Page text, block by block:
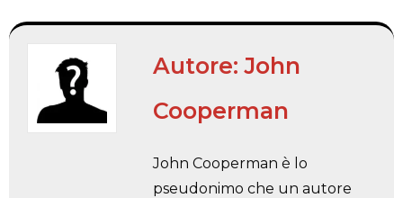
Autore:John
Cooperman
John Cooperman è lo
pseudonimo che un autore